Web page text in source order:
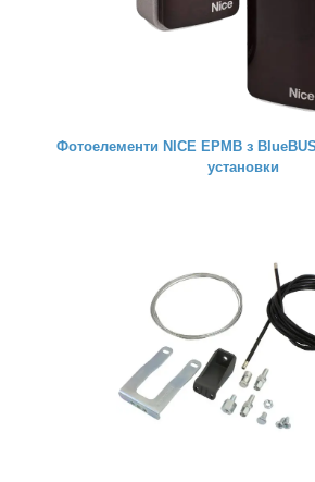
Фотоелементи NICE EPMB з
установки